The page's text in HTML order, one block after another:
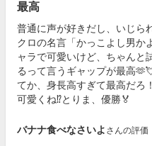
最高
普通に声が好きだし、いじら
クロの名言「かっこよし男か
ャラで可愛いけど、ちゃんと
るって言うギャップが最高
てか、身長高すぎて最高だろ
可愛くね⁉︎とりま、優勝🏅
バナナ食べなさいよ さんの評価